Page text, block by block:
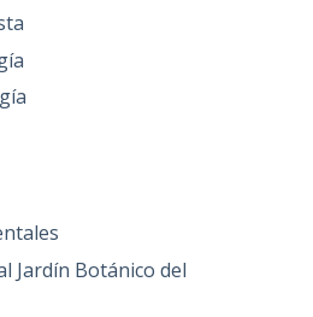
Jardín Botánico del